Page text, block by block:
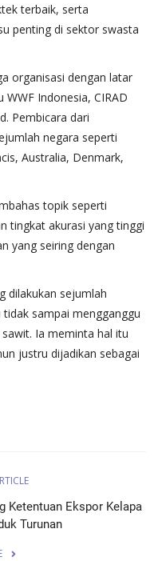
terbaik, serta
penting di sektor swasta
organisasi dengan latar
Indonesia, CIRAD
Pembicara dari
negara seperti
Australia, Denmark,
topik seperti
tingkat akurasi yang tinggi
yang seiring dengan
dilakukan sejumlah
sampai mengganggu
Ia meminta hal itu
justru dijadikan sebagai
Ketentuan Ekspor Kelapa
Turunan